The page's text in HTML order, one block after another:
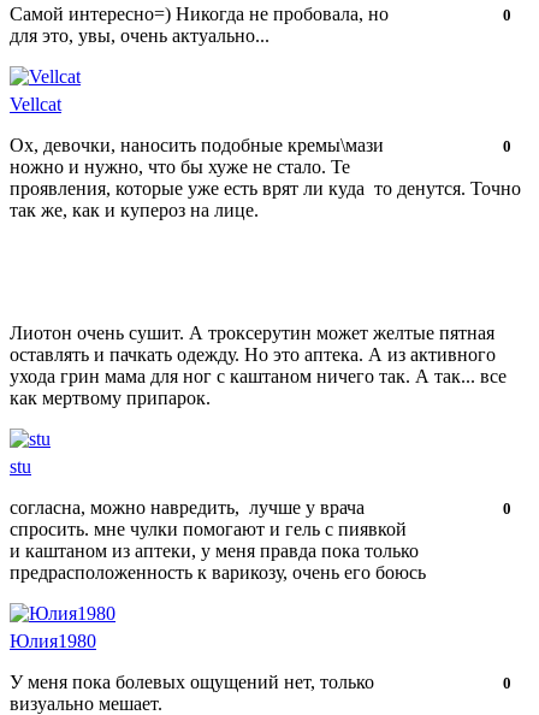
Нравится!
0
Самой интересно=) Никогда не пробовала, но
для это, увы, очень актуально...
Vellcat
Нравится!
0
Ох, девочки, наносить подобные кремы\мази
ножно и нужно, что бы хуже не стало. Те
проявления, которые уже есть врят ли куда то денутся. Точно
так же, как и купероз на лице.
Лиотон очень сушит. А троксерутин может желтые пятная
оставлять и пачкать одежду. Но это аптека. А из активного
ухода грин мама для ног с каштаном ничего так. А так... все
как мертвому припарок.
stu
Нравится!
0
согласна, можно навредить, лучше у врача
спросить. мне чулки помогают и гель с пиявкой
и каштаном из аптеки, у меня правда пока только
предрасположенность к варикозу, очень его боюсь
Юлия1980
Нравится!
0
У меня пока болевых ощущений нет, только
визуально мешает.